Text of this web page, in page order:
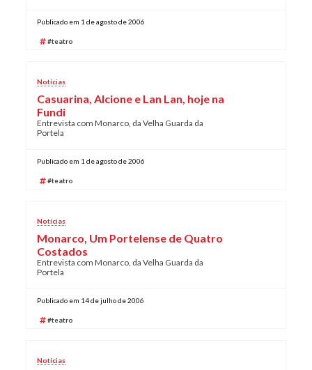
Publicado em 1 de agosto de 2006
#teatro
Notícias
Casuarina, Alcione e Lan Lan, hoje na
Fundi
Entrevista com Monarco, da Velha Guarda da
Portela
Publicado em 1 de agosto de 2006
#teatro
Notícias
Monarco, Um Portelense de Quatro
Costados
Entrevista com Monarco, da Velha Guarda da
Portela
Publicado em 14 de julho de 2006
#teatro
Notícias